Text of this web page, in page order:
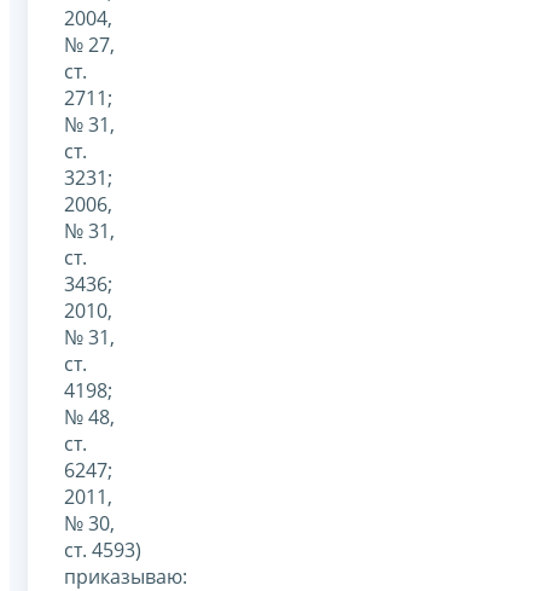
2004,
№ 27,
ст.
2711;
№ 31,
ст.
3231;
2006,
№ 31,
ст.
3436;
2010,
№ 31,
ст.
4198;
№ 48,
ст.
6247;
2011,
№ 30,
ст. 4593)
приказываю: